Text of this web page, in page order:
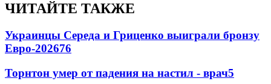
ЧИТАЙТЕ ТАКЖЕ
Украинцы Середа и Гриценко выиграли бронзу
Евро-202676
Торнтон умер от падения на настил - врач5